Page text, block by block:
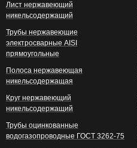
Лист нержавеющий
никельсодержащий
Трубы нержавеющие
электросварные AISI
прямоугольные
Полоса нержавеющая
никельсодержащая
Круг нержавеющий
никельсодержащий
Трубы оцинкованные
водогазопроводные ГОСТ 3262-75